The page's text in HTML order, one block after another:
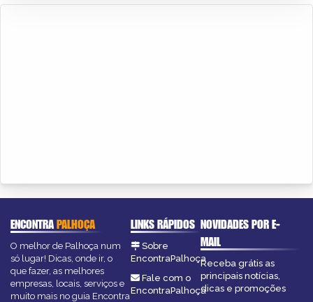
ENCONTRAPALHOÇA
O melhor de Palhoça num
só lugar! Dicas, onde ir, o
que fazer, as melhores
empresas, locais, serviços e
muito mais no guia Encontra
LINKS RÁPIDOS
Sobre
EncontraPalhoça
Fale com o
EncontraPalhoça
NOVIDADES POR E-
MAIL
Receba grátis as
principais notícias,
dicas e promoções